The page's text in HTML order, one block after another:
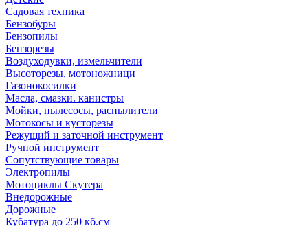
Садовая техника
Бензобуры
Бензопилы
Бензорезы
Воздуходувки, измельчители
Высоторезы, мотоножници
Газонокосилки
Масла, смазки. канистры
Мойки, пылесосы, распылители
Мотокосы и кусторезы
Режущий и заточной инструмент
Ручной инструмент
Сопутствующие товары
Электропилы
Мотоциклы Скутера
Внедорожные
Дорожные
Кубатура до 250 кб.см